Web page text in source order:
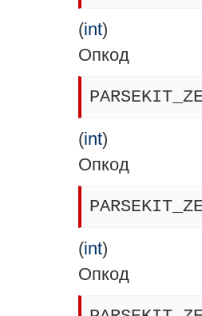
(int)
Опкод
(int)
Опкод
(int)
Опкод